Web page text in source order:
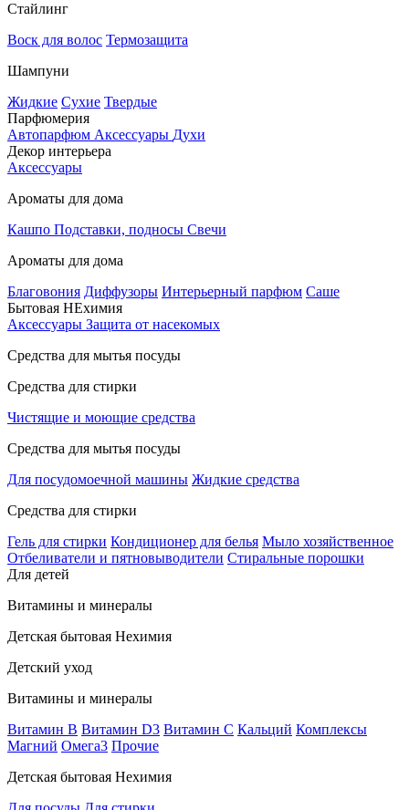
Стайлинг
Воск для волос Термозащита
Шампуни
Жидкие Сухие Твердые
Парфюмерия
Автопарфюм Аксессуары Духи
Декор интерьера
Аксессуары
Ароматы для дома
Кашпо Подставки, подносы Свечи
Ароматы для дома
Благовония Диффузоры Интерьерный парфюм Саше
Бытовая НЕхимия
Аксессуары Защита от насекомых
Средства для мытья посуды
Средства для стирки
Чистящие и моющие средства
Средства для мытья посуды
Для посудомоечной машины Жидкие средства
Средства для стирки
Гель для стирки Кондиционер для белья Мыло хозяйственное
Отбеливатели и пятновыводители Стиральные порошки
Для детей
Витамины и минералы
Детская бытовая Нехимия
Детский уход
Витамины и минералы
Витамин В Витамин D3 Витамин С Кальций Комплексы
Магний Омега3 Прочие
Детская бытовая Нехимия